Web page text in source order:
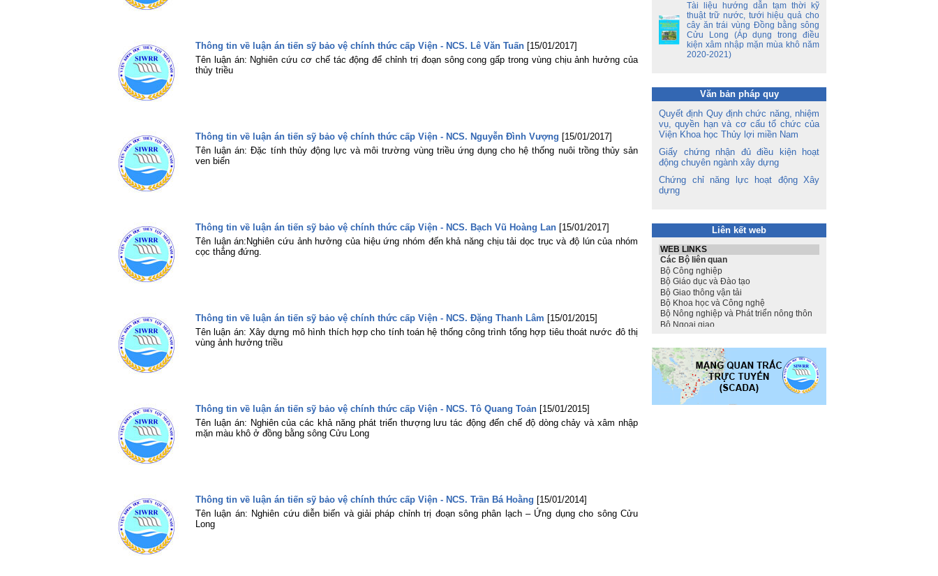
Thông tin về luận án tiến sỹ bảo vệ chính thức cấp Viện - NCS. Lê Văn Tuấn [15/01/2017]
Tên luận án: Nghiên cứu cơ chế tác động để chỉnh trị đoạn sông cong gấp trong vùng chịu ảnh hưởng của
thủy triều
Thông tin về luận án tiến sỹ bảo vệ chính thức cấp Viện - NCS. Nguyễn Đình Vượng [15/01/2017]
Tên luận án: Đặc tính thủy động lực và môi trường vùng triều ứng dụng cho hệ thống nuôi trồng thủy sản
ven biển
Thông tin về luận án tiến sỹ bảo vệ chính thức cấp Viện - NCS. Bạch Vũ Hoàng Lan [15/01/2017]
Tên luận án:Nghiên cứu ảnh hưởng của hiệu ứng nhóm đến khả năng chịu tải dọc trục và độ lún của nhóm
cọc thẳng đứng.
Thông tin về luận án tiến sỹ bảo vệ chính thức cấp Viện - NCS. Đặng Thanh Lâm [15/01/2015]
Tên luận án: Xây dựng mô hình thích hợp cho tính toán hệ thống công trình tổng hợp tiêu thoát nước đô thị
vùng ảnh hưởng triều
Thông tin về luận án tiến sỹ bảo vệ chính thức cấp Viện - NCS. Tô Quang Toản [15/01/2015]
Tên luận án: Nghiên của các khả năng phát triển thượng lưu tác động đến chế độ dòng chảy và xâm nhập
mặn màu khô ở đồng bằng sông Cửu Long
Thông tin về luận án tiến sỹ bảo vệ chính thức cấp Viện - NCS. Trần Bá Hoằng [15/01/2014]
Tên luận án: Nghiên cứu diễn biến và giải pháp chỉnh trị đoạn sông phân lạch – Ứng dụng cho sông Cửu
Long
Tài liệu hướng dẫn tạm thời kỹ
thuật trữ nước, tưới hiệu quả cho
cây ăn trái vùng Đồng bằng sông
Cửu Long (Áp dụng trong điều
kiện xâm nhập mặn mùa khô năm
2020-2021)
Văn bản pháp quy
Quyết định Quy định chức năng, nhiệm
vụ, quyền hạn và cơ cấu tổ chức của
Viện Khoa học Thủy lợi miền Nam
Giấy chứng nhận đủ điều kiện hoạt
động chuyên ngành xây dựng
Chứng chỉ năng lực hoạt động Xây
dựng
Liên kết web